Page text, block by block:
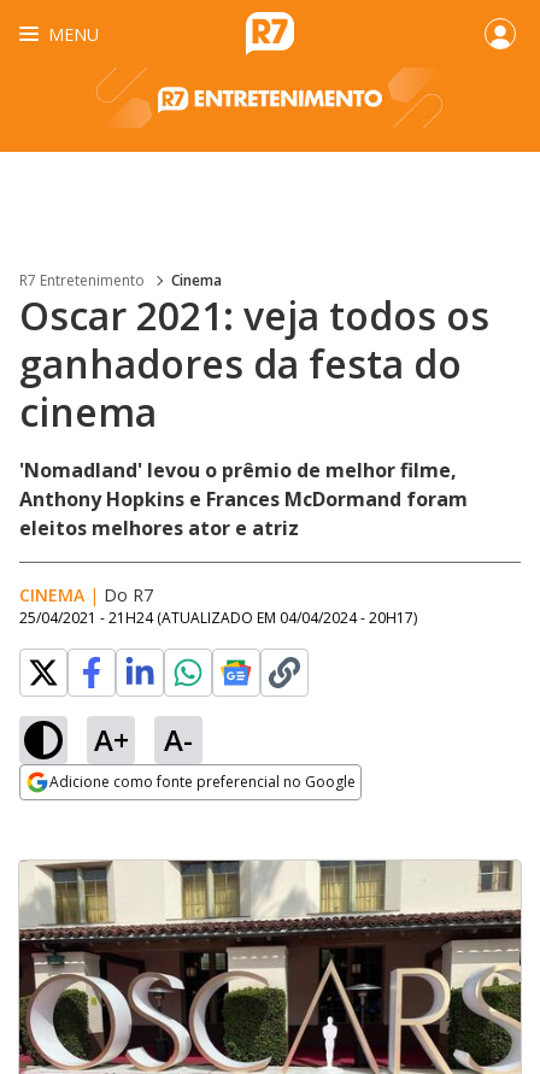
MENU
R7 Entretenimento Cinema
Oscar 2021: veja todos os
ganhadores da festa do
cinema
'Nomadland' levou o prêmio de melhor filme,
Anthony Hopkins e Frances McDormand foram
eleitos melhores ator e atriz
CINEMA | Do R7
25/04/2021 - 21H24 (ATUALIZADO EM 04/04/2024 - 20H17)
A+ A-
Adicione como fonte preferencial no Google